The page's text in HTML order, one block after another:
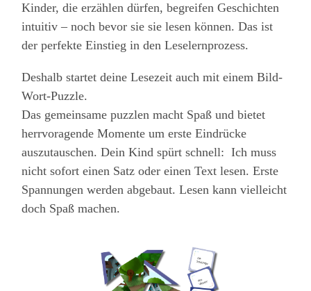
Kinder, die erzählen dürfen, begreifen Geschichten
intuitiv – noch bevor sie sie lesen können. Das ist
der perfekte Einstieg in den Leselernprozess.
Deshalb startet deine Lesezeit auch mit einem Bild-
Wort-Puzzle.
Das gemeinsame puzzlen macht Spaß und bietet
herrvoragende Momente um erste Eindrücke
auszutauschen. Dein Kind spürt schnell: Ich muss
nicht sofort einen Satz oder einen Text lesen. Erste
Spannungen werden abgebaut.Lesen kann vielleicht
doch Spaß machen.